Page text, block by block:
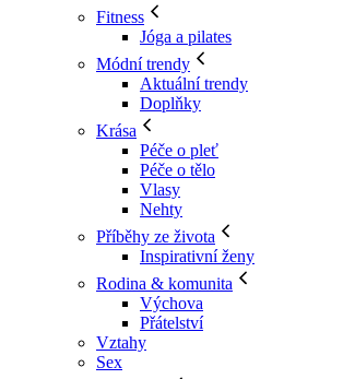
Fitness
Jóga a pilates
Módní trendy
Aktuální trendy
Doplňky
Krása
Péče o pleť
Péče o tělo
Vlasy
Nehty
Příběhy ze života
Inspirativní ženy
Rodina & komunita
Výchova
Přátelství
Vztahy
Sex